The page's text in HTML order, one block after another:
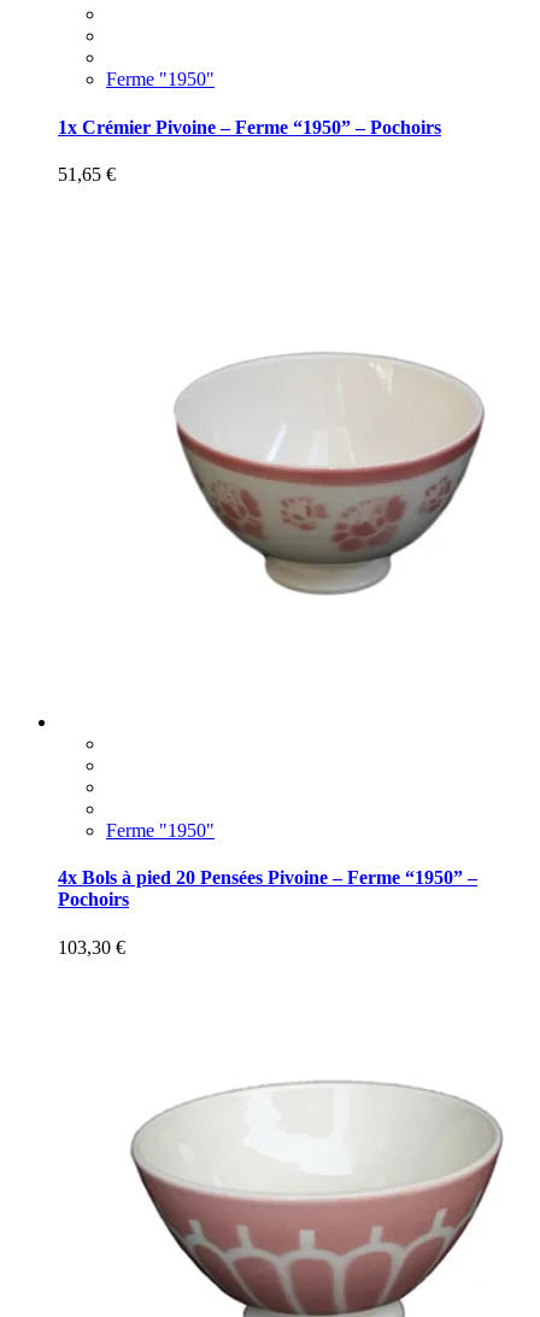
Ferme "1950"
1x Crémier Pivoine – Ferme “1950” – Pochoirs
51,65 €
Ferme "1950"
4x Bols à pied 20 Pensées Pivoine – Ferme “1950” –
Pochoirs
103,30 €